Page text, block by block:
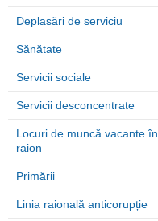
Deplasări de serviciu
Sănătate
Servicii sociale
Servicii desconcentrate
Locuri de muncă vacante în
raion
Primării
Linia raională anticorupție